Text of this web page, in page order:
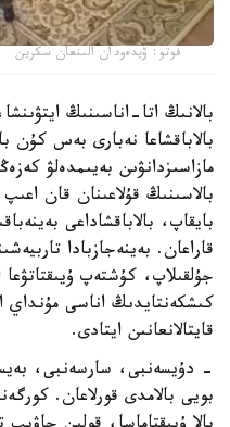
فوتو: ۆيدەودان الىنعان سكرين
بالانىڭ اتا-اناسىنىڭ
بالاباقشاعا نەبارى بەس كۇن
مازاسىزدانۋىن بەيىمدەلۋ
بالاسىنىڭ قۇلاعىنان قان
بايقاپ، بالاباقشاداعى
قاراعان. بەينەجازبادا
جۇلقىلاپ، كۇشتەپ
كىشكەنتايدىڭ اناسى مۇنداي
قايتالانعانىن ايتادى.
- دۇيسەنبى، سارسەنبى،
بويى بالامدى قورلاعان.